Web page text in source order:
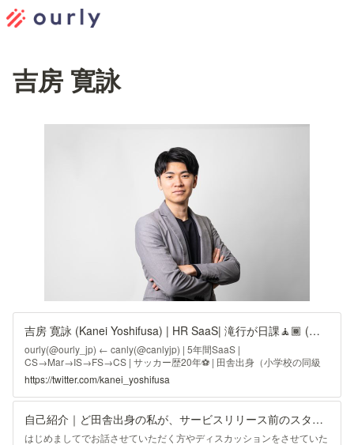
吉房 寛詠
吉房 寛詠 (Kanei Yoshifusa) | HR SaaS| 滝行が日課🧘🏾 (@kanei_yoshifusa) on X
ourly(@ourly_jp) ← canly(@canlyjp) | 5年間SaaS |
CS→Mar→IS→FS→CS | サッカー歴20年⚽️ | 田舎出身（小学校の同級
生は4人） | 新規事業2社経験中 | 趣味：soccer/MMA/fashion/Gym/油絵
https://twitter.com/kanei_yoshifusa
自己紹介｜ど田舎出身の私が、サービスリリース前のスタートアップ企業に入った理由とは｜吉房 寛詠(よしふさ かんえい)
はじめましてでお話させていただく方やディスカッションをさせていた